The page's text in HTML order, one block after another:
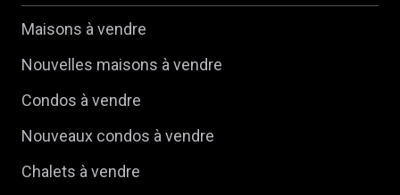
Maisons à vendre
Nouvelles maisons à vendre
Condos à vendre
Nouveaux condos à vendre
Chalets à vendre